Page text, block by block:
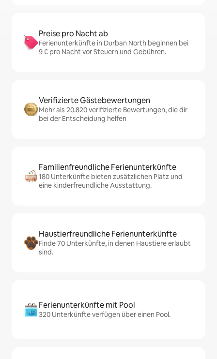
Preise pro Nacht ab
Ferienunterkünfte in Durban North beginnen bei
9 € pro Nacht vor Steuern und Gebühren.
Verifizierte Gästebewertungen
Mehr als 20.820 verifizierte Bewertungen, die dir
bei der Entscheidung helfen
Familienfreundliche Ferienunterkünfte
180 Unterkünfte bieten zusätzlichen Platz und
eine kinderfreundliche Ausstattung.
Haustierfreundliche Ferienunterkünfte
Finde 70 Unterkünfte, in denen Haustiere erlaubt
sind.
Ferienunterkünfte mit Pool
320 Unterkünfte verfügen über einen Pool.